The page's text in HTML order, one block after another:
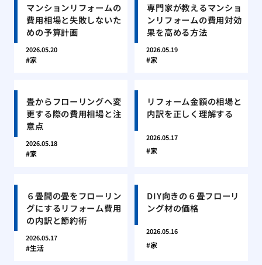
マンションリフォームの
費用相場と失敗しないた
めの予算計画
2026.05.20
家
専門家が教えるマンショ
ンリフォームの費用対効
果を高める方法
2026.05.19
家
畳からフローリングへ変
更する際の費用相場と注
意点
2026.05.18
家
リフォーム金額の相場と
内訳を正しく理解する
2026.05.17
家
６畳間の畳をフローリン
グにするリフォーム費用
の内訳と節約術
2026.05.17
生活
DIY向きの６畳フローリ
ング材の価格
2026.05.16
家